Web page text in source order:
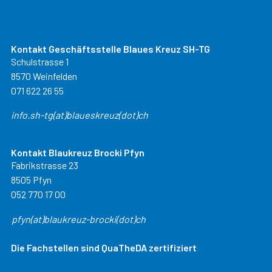
Kontakt Geschäftsstelle Blaues Kreuz SH-TG
Schulstrasse 1
8570 Weinfelden
071 622 26 55
info.sh-tg(at)blaueskreuz(dot)ch
Kontakt Blaukreuz Brocki Pfyn
Fabrikstrasse 23
8505 Pfyn
052 770 17 00
pfyn(at)blaukreuz-brocki(dot)ch
Die Fachstellen sind QuaTheDA zertifiziert